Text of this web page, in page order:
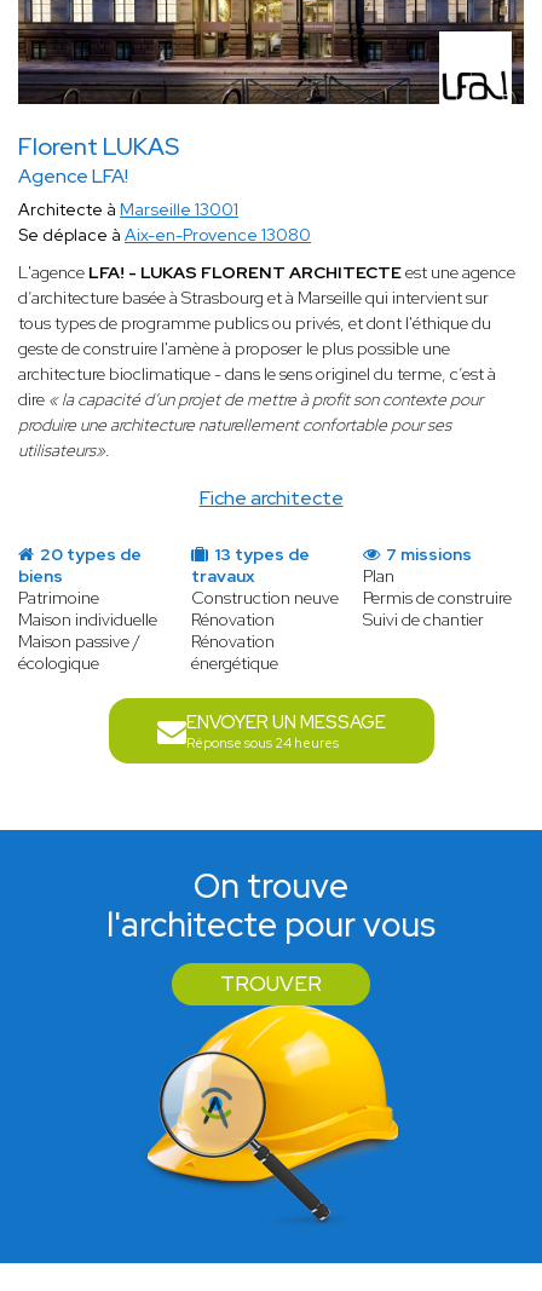
Florent LUKAS
Agence LFA!
Fiche architecte
Architecte à Marseille 13001
Se déplace à Aix-en-Provence 13080
L'agence LFA! - LUKAS FLORENT ARCHITECTEest une agence
d’architecture basée à Strasbourg et à Marseille qui intervient sur
tous types de programme publics ou privés, et dont l'éthique du
geste de construire l'amène à proposer le plus possible une
architecture bioclimatique - dans le sens originel du terme, c’est à
dire « la capacité d’un projet de mettre à profit son contexte pour
produire une architecture naturellement confortable pour ses
utilisateurs».
20 types de
biens
Patrimoine
Maison individuelle
Maison passive /
écologique
13 types de
travaux
Construction neuve
Rénovation
Rénovation
énergétique
7 missions
Plan
Permis de construire
Suivi de chantier
ENVOYER UN MESSAGE
Réponse sous 24 heures
On trouve
l'architecte pour vous
TROUVER